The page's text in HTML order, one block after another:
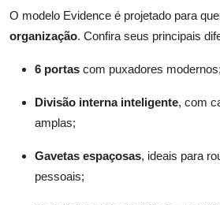
O modelo Evidence é projetado para
organização. Confira seus principais
6 portas com puxadores modernos;
Divisão interna inteligente, com
amplas;
Gavetas espaçosas, ideais para
pessoais;